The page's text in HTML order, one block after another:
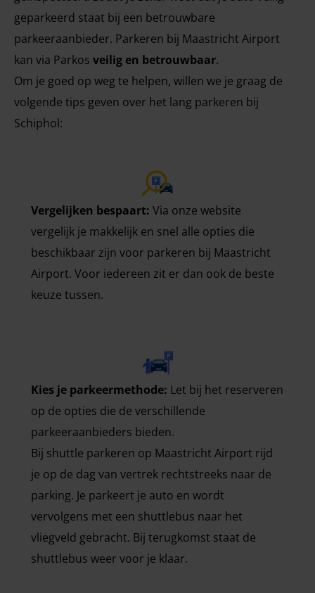
geparkeerd staat bij een betrouwbare
parkeeraanbieder. Parkeren bij Maastricht Airport
kan via Parkos veilig en betrouwbaar.
Om je goed op weg te helpen, willen we je graag de
volgende tips geven over het lang parkeren bij
Schiphol:
Vergelijken bespaart: Via onze website
vergelijk je makkelijk en snel alle opties die
beschikbaar zijn voor parkeren bij Maastricht
Airport. Voor iedereen zit er dan ook de beste
keuze tussen.
Kies je parkeermethode: Let bij het reserveren
op de opties die de verschillende
parkeeraanbieders bieden.
Bij shuttle parkeren op Maastricht Airport rijd
je op de dag van vertrek rechtstreeks naar de
parking. Je parkeert je auto en wordt
vervolgens met een shuttlebus naar het
vliegveld gebracht. Bij terugkomst staat de
shuttlebus weer voor je klaar.